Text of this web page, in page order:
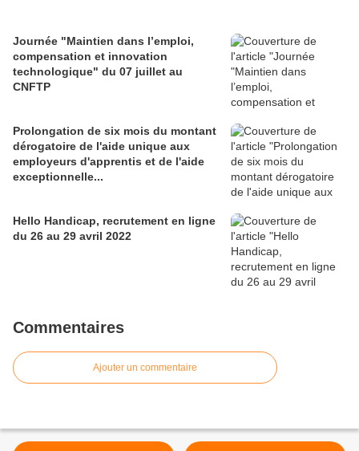
Journée "Maintien dans l’emploi,
compensation et innovation
technologique" du 07 juillet au
CNFTP
Prolongation de six mois du montant
dérogatoire de l'aide unique aux
employeurs d'apprentis et de l'aide
exceptionnelle...
Hello Handicap, recrutement en ligne
du 26 au 29 avril 2022
Commentaires
Ajouter un commentaire